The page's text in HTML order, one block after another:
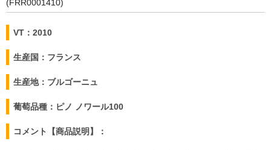
(FRR0001410)
VT：2010
生産国：フランス
生産地：ブルゴーニュ
葡萄品種：ピノ ノワール100
コメント【商品説明】：